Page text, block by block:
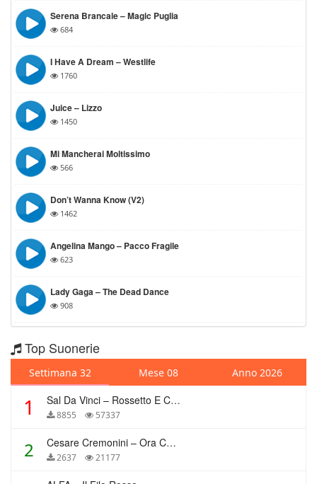
Serena Brancale – Magic Puglia
684
I Have A Dream – Westlife
1760
Juice – Lizzo
1450
Mi Mancherai Moltissimo
566
Don’t Wanna Know (v2)
1462
Angelina Mango – Pacco Fragile
623
Lady Gaga – The Dead Dance
908
Top Suonerie
Settimana 32 Mese 08 Anno 2026
1 Sal Da Vinci – Rossetto E Caffè
8855 57337
2 Cesare Cremonini – Ora Che Non Ho Più Te
2637 21177